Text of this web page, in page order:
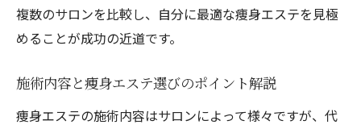
複数のサロンを比較し、自分に最適な痩身エステを見極
めることが成功の近道です。
施術内容と痩身エステ選びのポイント解説
痩身エステの施術内容はサロンによって様々ですが、代